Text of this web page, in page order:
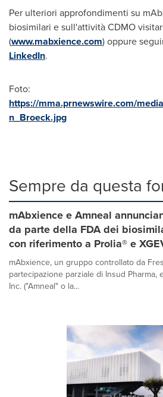
Per ulteriori approfondimenti su
biosimilari e sull'attività CDMO
(www.mabxience.com) oppure
LinkedIn.
Foto:
https://mma.prnewswire.com/
n_Broeck.jpg
Sempre da questa
mAbxience e Amneal
da parte della FDA dei
con riferimento a Prolia® e
mAbxience, un gruppo controllato da
partecipazione parziale di Insud Pharma,
Inc. ("Amneal" o la...